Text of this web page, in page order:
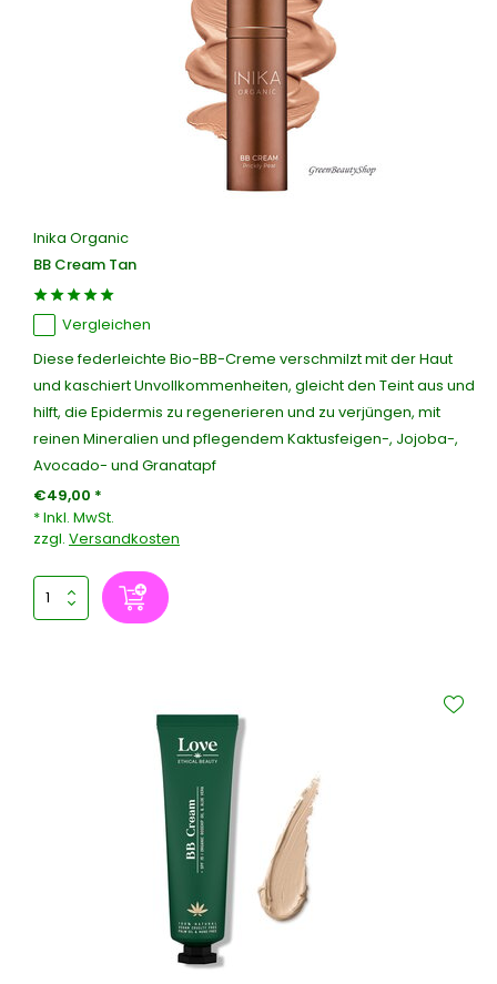
Inika Organic
BB Cream Tan
Vergleichen
Diese federleichte Bio-BB-Creme verschmilzt mit der Haut
und kaschiert Unvollkommenheiten, gleicht den Teint aus und
hilft, die Epidermis zu regenerieren und zu verjüngen, mit
reinen Mineralien und pflegendem Kaktusfeigen-, Jojoba-,
Avocado- und Granatapf
€49,00 *
* Inkl. MwSt.
zzgl. Versandkosten